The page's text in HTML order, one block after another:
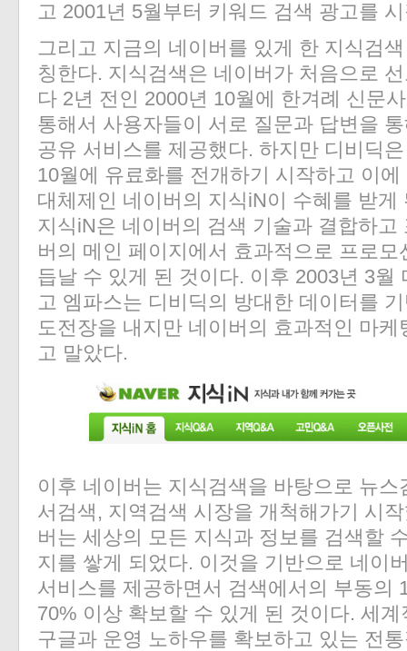
고 2001년 5월부터 키워드 검색 광고를
그리고 지금의 네이버를 있게 한 지식검
칭한다. 지식검색은 네이버가 처음으로
다 2년 전인 2000년 10월에 한겨례 신문
통해서 사용자들이 서로 질문과 답변을
공유 서비스를 제공했다. 하지만 디비딕
10월에 유료화를 전개하기 시작하고 이
대체제인 네이버의 지식iN이 수혜를 받
지식iN은 네이버의 검색 기술과 결합하
버의 메인 페이지에서 효과적으로 프로
듭날 수 있게 된 것이다. 이후 2003년 3월
고 엠파스는 디비딕의 방대한 데이터를
도전장을 내지만 네이버의 효과적인 마
고 말았다.
이후 네이버는 지식검색을 바탕으로 뉴
서검색, 지역검색 시장을 개척해가기 시
버는 세상의 모든 지식과 정보를 검색할
지를 쌓게 되었다. 이것을 기반으로 네이
서비스를 제공하면서 검색에서의 부동의
70% 이상 확보할 수 있게 된 것이다. 세
구글과 운영 노하우를 확보하고 있는 전